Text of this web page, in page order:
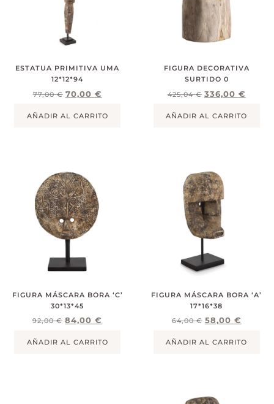
ESTATUA PRIMITIVA UMA
12*12*94
77,00€ 70,00 €
AÑADIR AL CARRITO
FIGURA DECORATIVA
SURTIDO 0
425,04€ 336,00 €
AÑADIR AL CARRITO
FIGURA MÁSCARA BORA ‘C’
30*13*45
92,00€ 84,00€
AÑADIR AL CARRITO
FIGURA MÁSCARA BORA ‘A’
17*16*38
64,00€ 58,00 €
AÑADIR AL CARRITO